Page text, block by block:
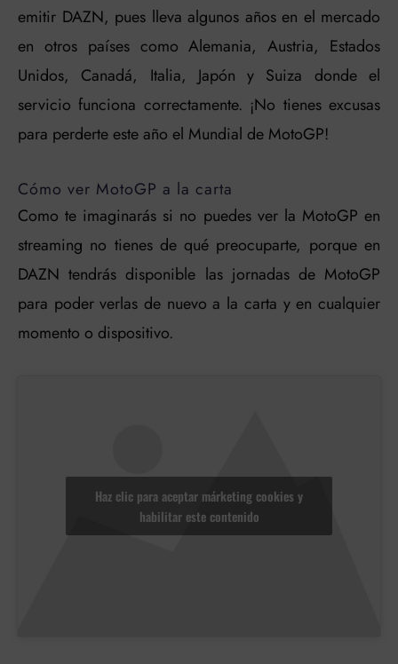
emitir DAZN, pues lleva algunos años en el mercado
en otros países como Alemania, Austria, Estados
Unidos, Canadá, Italia, Japón y Suiza donde el
servicio funciona correctamente. ¡No tienes excusas
para perderte este año el Mundial de MotoGP!
Cómo ver MotoGP a la carta
Como te imaginarás si no puedes ver la MotoGP en
streaming no tienes de qué preocuparte, porque en
DAZN tendrás disponible las jornadas de MotoGP
para poder verlas de nuevo a la carta y en cualquier
momento o dispositivo.
Haz clic para aceptar márketing cookies y
habilitar este contenido